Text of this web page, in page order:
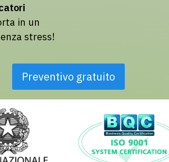
in un
stress!
Preventivo gratuito